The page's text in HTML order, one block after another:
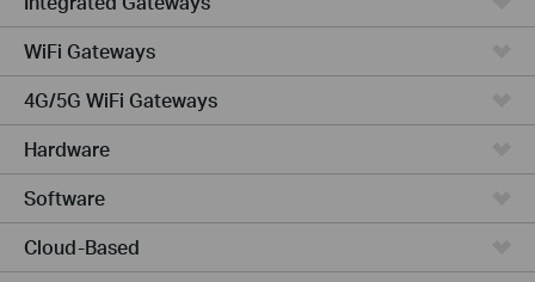
WiFi Gateways
4G/5G WiFi Gateways
Hardware
Software
Cloud-Based